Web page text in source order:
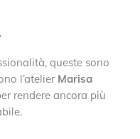
queste sono
l’atelier Marisa
rendere ancora più